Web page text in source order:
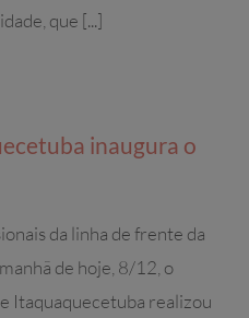
que [...]
inaugura o
da linha de frente da
de hoje, 8/12, o
Itaquaquecetuba realizou